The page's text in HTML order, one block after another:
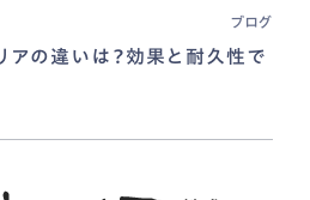
ブログ
アの違いは？効果と耐久性で